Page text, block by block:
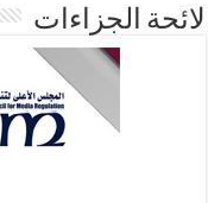
لائحة الجزاءات